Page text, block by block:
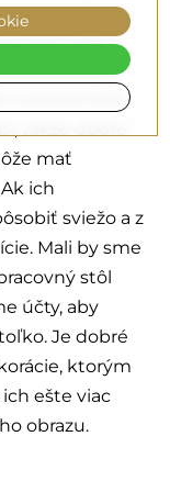
umiestnenie
presvetliť.
umiestnime
mať
ich
sviežo a z
Mali by sme
stôl
účty, aby
Je dobré
ktorým
ešte viac
obrazu.